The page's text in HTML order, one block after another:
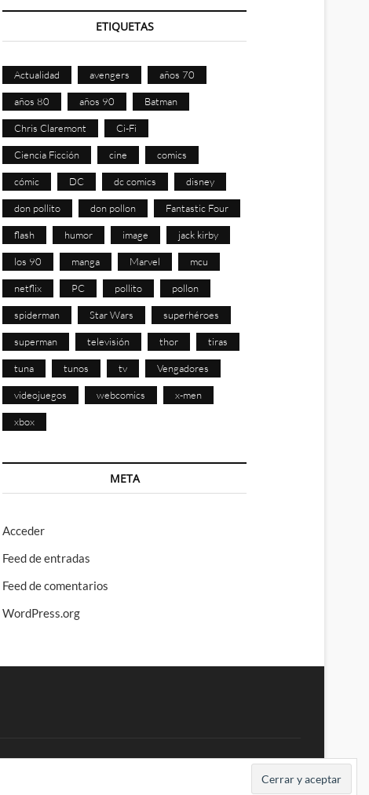
ETIQUETAS
Actualidad avengers años 70
años 80 años 90 Batman
Chris Claremont Ci-Fi
Ciencia Ficción cine comics
cómic DC dc comics disney
don pollito don pollon Fantastic Four
flash humor image jack kirby
los 90 manga Marvel mcu
netflix PC pollito pollon
spiderman Star Wars superhéroes
superman televisión thor tiras
tuna tunos tv Vengadores
videojuegos webcomics x-men
xbox
META
Acceder
Feed de entradas
Feed de comentarios
WordPress.org